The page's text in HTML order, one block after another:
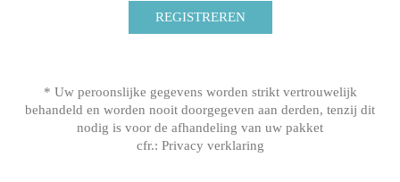
* Uw peroonslijke gegevens worden strikt vertrouwelijk
behandeld en worden nooit doorgegeven aan derden, tenzij dit
nodig is voor de afhandeling van uw pakket
cfr.: Privacy verklaring